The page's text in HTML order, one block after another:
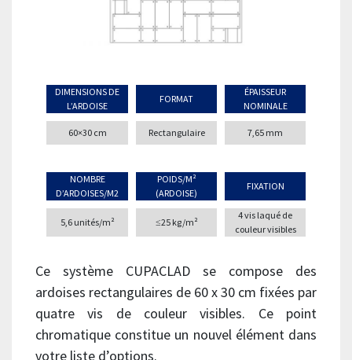
DIMENSIONS DE
L’ARDOISE
FORMAT
ÉPAISSEUR
NOMINALE
60×30 cm Rectangulaire 7,65 mm
NOMBRE
D’ARDOISES/M2
POIDS/M²
(ARDOISE)
FIXATION
5,6 unités/m² ≤25 kg/m²
4 vis laqué de
couleur visibles
Ce système CUPACLAD se compose des
ardoises rectangulaires de 60 x 30 cm fixées par
quatre vis de couleur visibles. Ce point
chromatique constitue un nouvel élément dans
votre liste d’options.